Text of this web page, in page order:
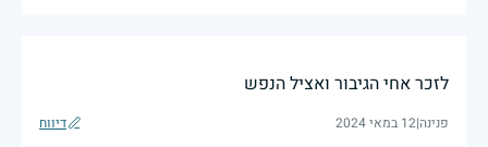
לזכר אחי הגיבור ואציל הנפש
פנינה|12 במאי 2024 דיווח